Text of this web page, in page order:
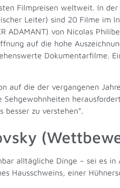
Filmpreisen weltweit. In
Leiter) sind 20 Filme
ADAMANT) von Nicolas
auf die hohe
Dokumentarfilme.
auf die der vergangenen
zu verstehen“.
alltägliche Dinge – sei es
Hausschweins, einer